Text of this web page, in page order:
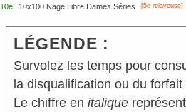
10e 10x100 Nage Libre Dames Séries [5e relayeuse]
LÉGENDE :
Survolez les temps pour
la disqualification ou du forfait
Le chiffre en italique